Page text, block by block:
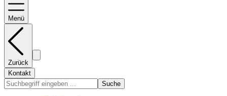
Menü
Zurück
Kontakt
Suche